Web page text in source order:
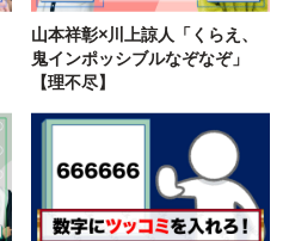
山本祥彰×川上諒人「くらえ、
鬼インポッシブルなぞなぞ」
【理不尽】